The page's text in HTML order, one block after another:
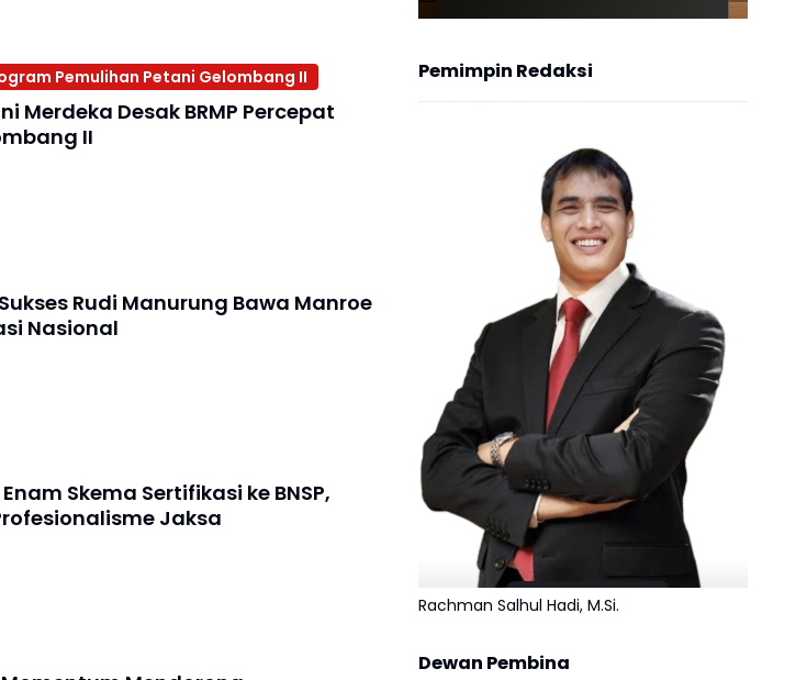
Pemulihan Petani Gelombang II
Merdeka Desak BRMP Percepat
II
Rudi Manurung Bawa Manroe
Nasional
Skema Sertifikasi ke BNSP,
Jaksa
Pemimpin Redaksi
Rachman Salhul Hadi, M.Si.
Dewan Pembina